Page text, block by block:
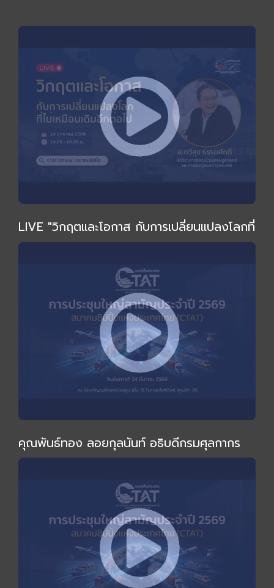
LIVE "วิกฤตและโอกาส กับการเปลี่ยนแปลงโลกที่
ไม่เหมือนเดิม" โดย อ.ทวีสุข ธรรมศักดิ์
คุณพันธ์ทอง ลอยกุลนันท์ อธิบดีกรมศุลกากร
ร่วมงานและกล่าวปาฐกถาพิเศษในการประชุมใหญ่